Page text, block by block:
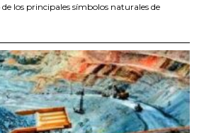
los principales símbolos naturales de